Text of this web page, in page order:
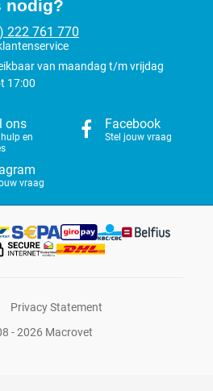
nodig?
222 761 770
van maandag t/m vrijdag
17:00
ons
en
Facebook
Stel jouw vraag
vraag
Privacy Statement
- 2026 Macrovet